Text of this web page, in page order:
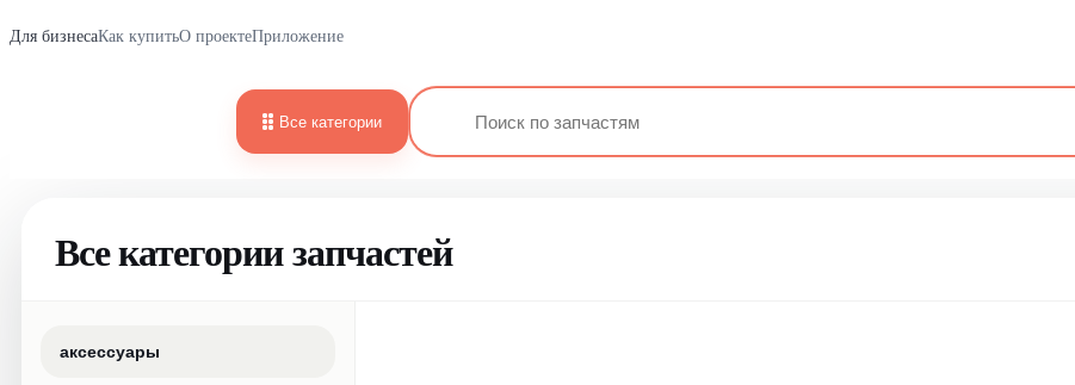
Для бизнесаКак купитьО проектеПриложение
Все категории
Все категории запчастей
аксессуары